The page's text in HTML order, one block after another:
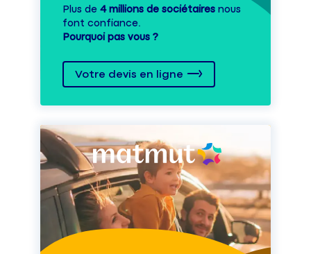
Plus de 4 millions de sociétaires nous
font confiance.
Pourquoi pas vous ?
Votre devis en ligne